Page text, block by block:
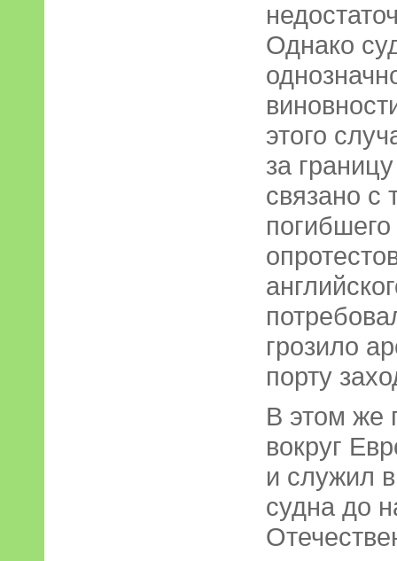
Однако
этого
за
связано с
грозило
порту
В этом же
вокруг
и служил
судна до